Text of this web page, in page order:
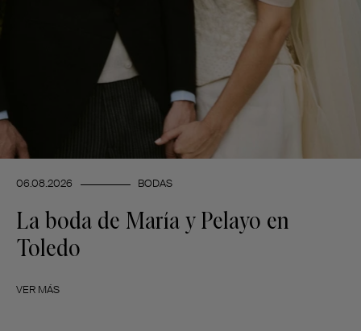
06.08.2026 BODAS
La boda de María y Pelayo en
Toledo
VER MÁS